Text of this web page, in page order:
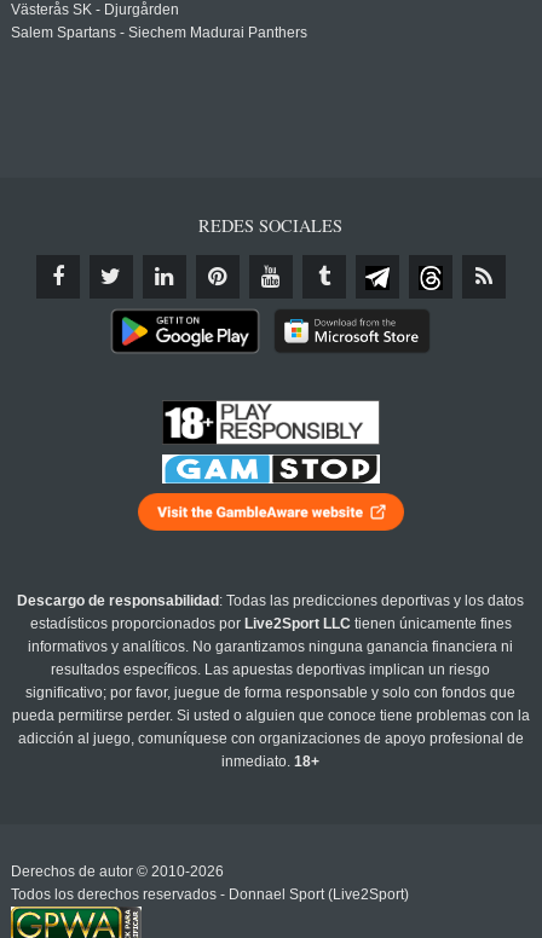
Västerås SK - Djurgården
Salem Spartans - Siechem Madurai Panthers
REDES SOCIALES
Descargo de responsabilidad : Todas las predicciones deportivas y los datos
estadísticos proporcionados por Live2Sport LLC tienen únicamente fines
informativos y analíticos. No garantizamos ninguna ganancia financiera ni
resultados específicos. Las apuestas deportivas implican un riesgo
significativo; por favor, juegue de forma responsable y solo con fondos que
pueda permitirse perder. Si usted o alguien que conoce tiene problemas con la
adicción al juego, comuníquese con organizaciones de apoyo profesional de
inmediato.18+
Derechos de autor © 2010-2026
Todos los derechos reservados - Donnael Sport (Live2Sport)